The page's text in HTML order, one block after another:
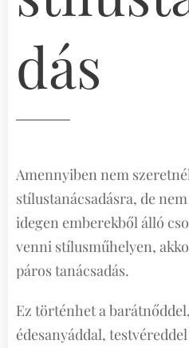
dás
Amennyiben nem
stílustanácsadásra, de
idegen emberekből álló
venni stílusműhelyen,
páros tanácsadás.
Ez történhet a
édesanyáddal,